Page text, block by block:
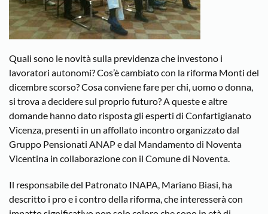
Quali sono le novità sulla previdenza che investono i
lavoratori autonomi? Cos’è cambiato con la riforma Monti del
dicembre scorso? Cosa conviene fare per chi, uomo o donna,
si trova a decidere sul proprio futuro? A queste e altre
domande hanno dato risposta gli esperti di Confartigianato
Vicenza, presenti in un affollato incontro organizzato dal
Gruppo Pensionati ANAP e dal Mandamento di Noventa
Vicentina in collaborazione con il Comune di Noventa.
Il responsabile del Patronato INAPA, Mariano Biasi, ha
descritto i pro e i contro della riforma, che interesserà con